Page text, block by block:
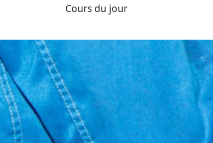
Cours du jour